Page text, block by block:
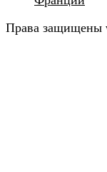
Права защищены